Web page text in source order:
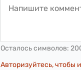
Осталось символов:
Авторизуйтесь, чтобы